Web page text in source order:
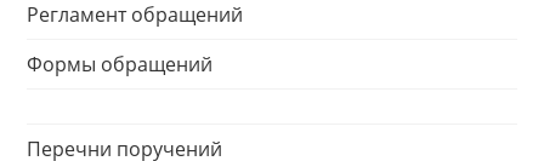
Регламент обращений
Формы обращений
Перечни поручений